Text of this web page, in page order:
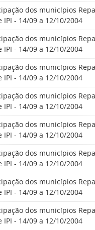
dos municípios
IPI - 14/09 a 12/10/2004
dos municípios
IPI - 14/09 a 12/10/2004
dos municípios
IPI - 14/09 a 12/10/2004
dos municípios
IPI - 14/09 a 12/10/2004
dos municípios
IPI - 14/09 a 12/10/2004
dos municípios
IPI - 14/09 a 12/10/2004
dos municípios
IPI - 14/09 a 12/10/2004
dos municípios
IPI - 14/09 a 12/10/2004